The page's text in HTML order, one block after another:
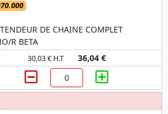
DE CHAINE COMPLET
R BETA
30,03 € H.T 36,04 €